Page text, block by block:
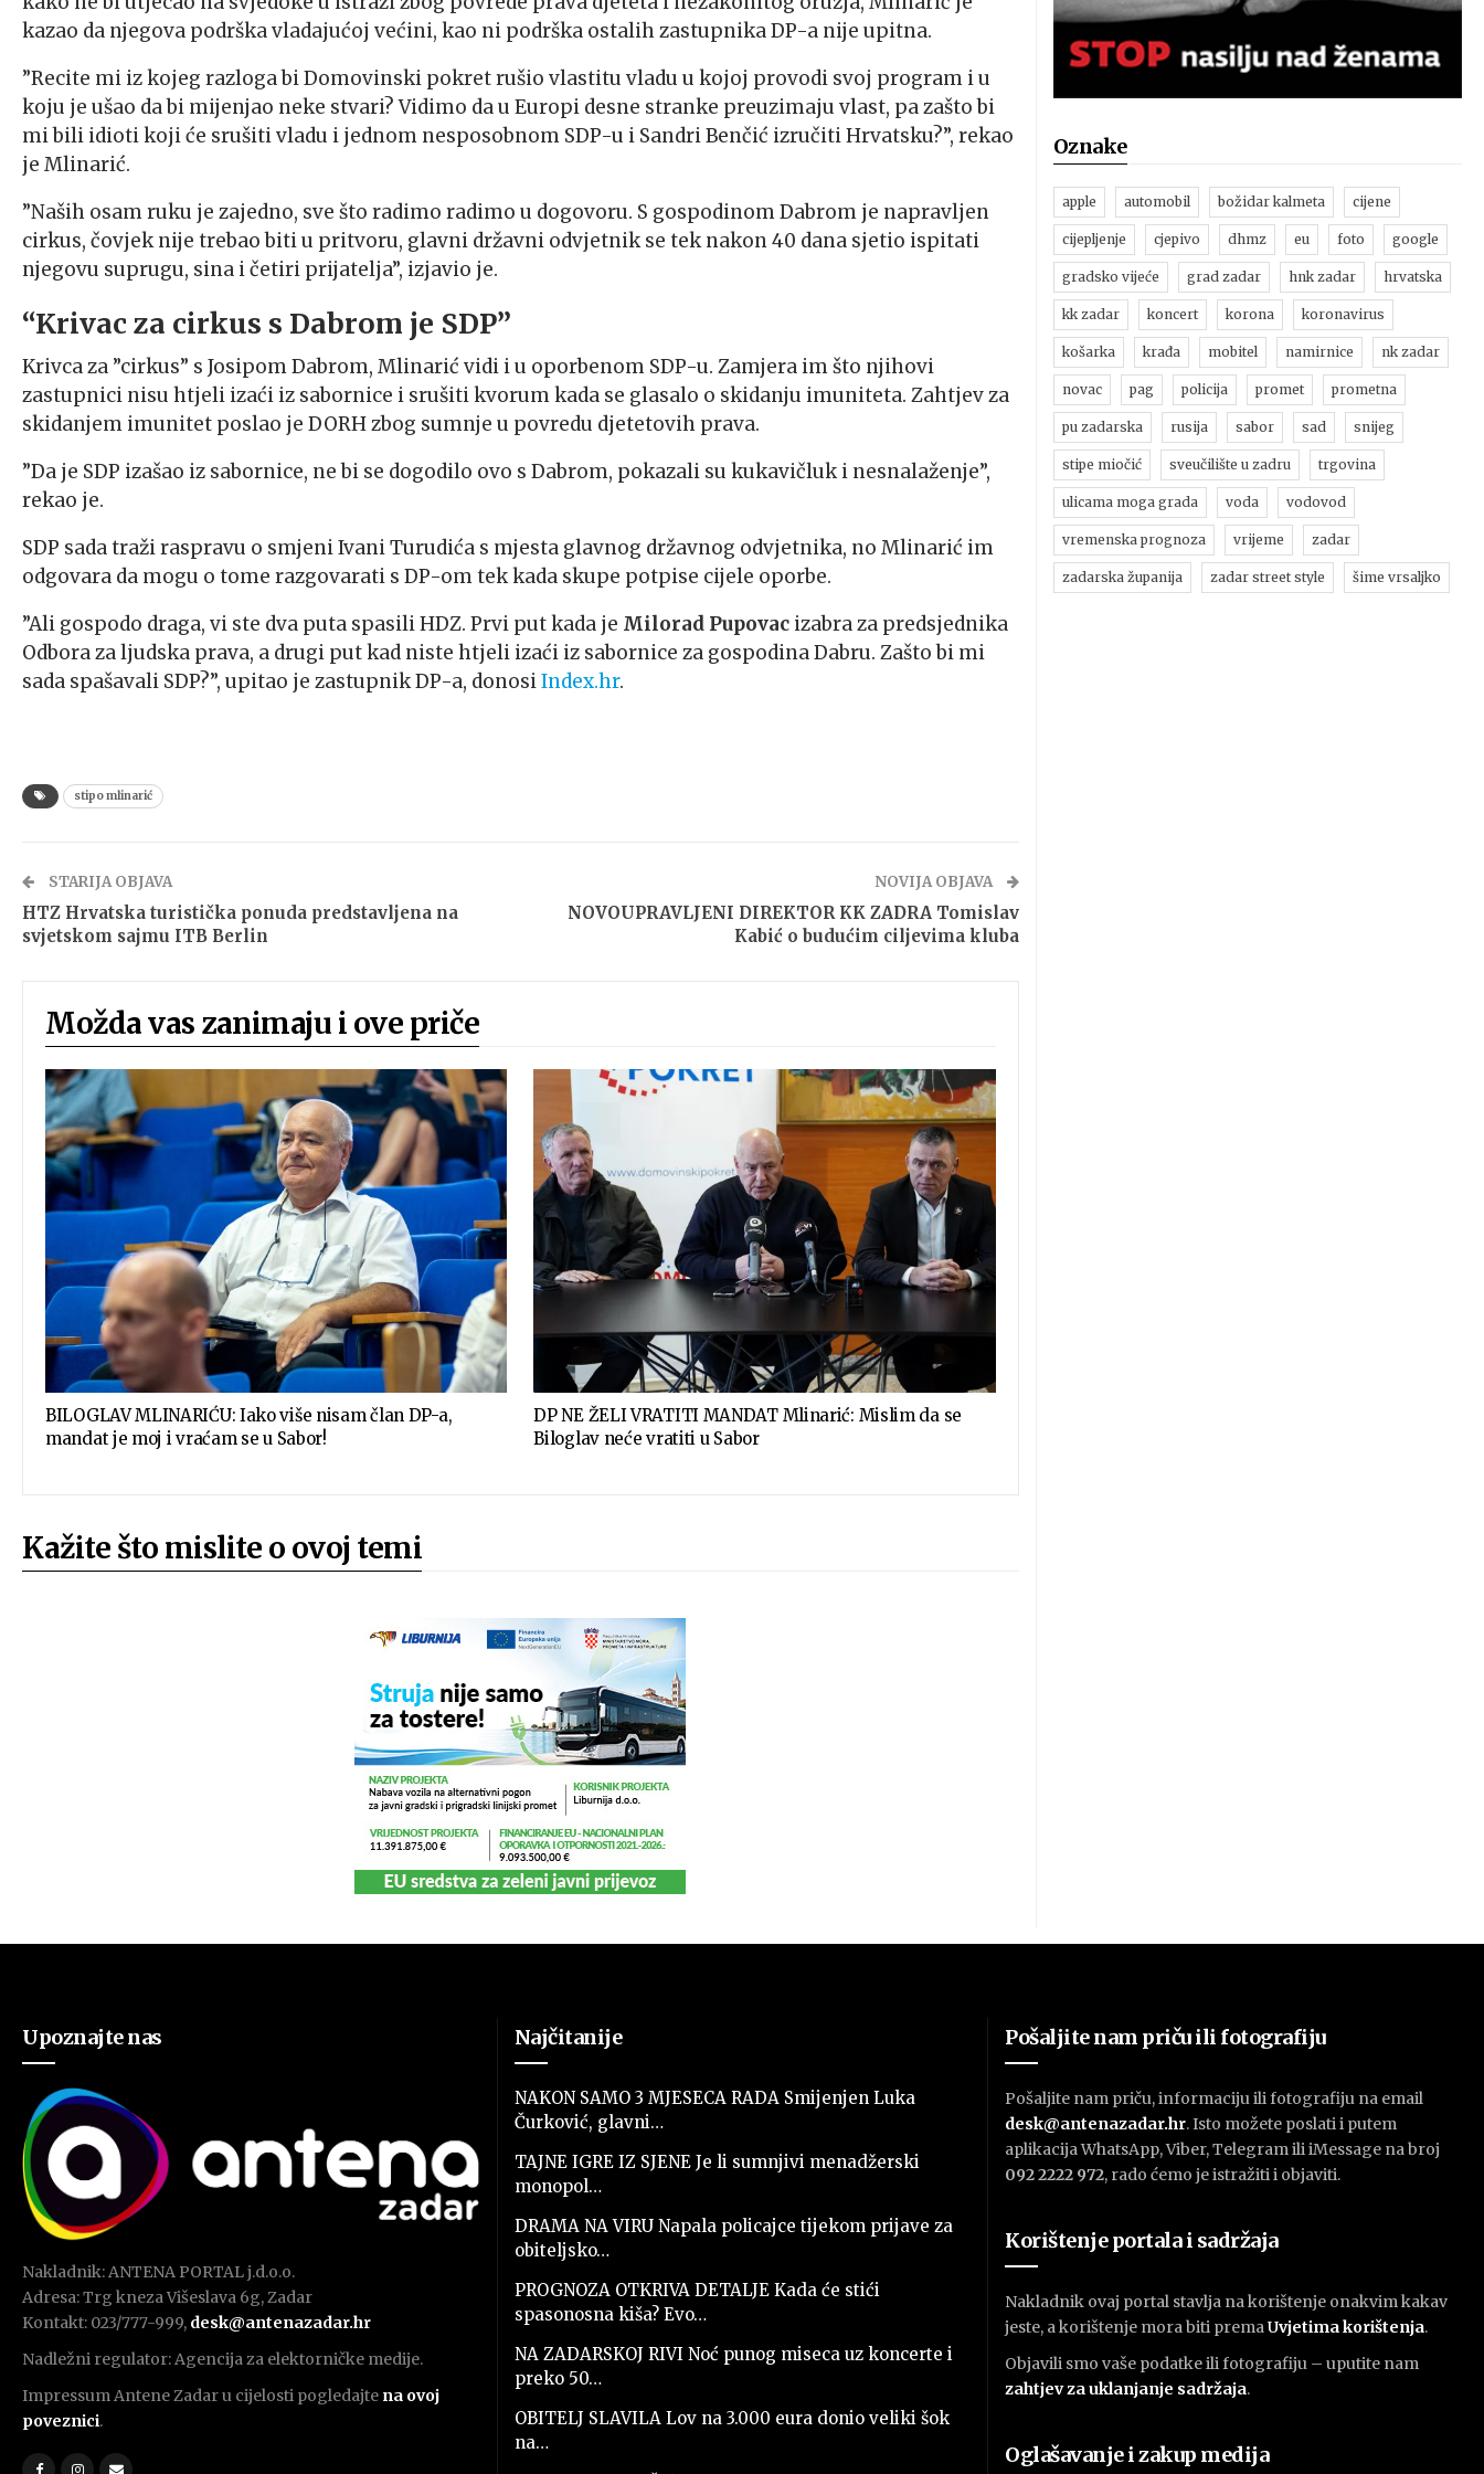
kazao da njegova podrška vladajućoj većini, kao ni podrška ostalih zastupnika DP-a nije upitna.
”Recite mi iz kojeg razloga bi Domovinski pokret rušio vlastitu vladu u kojoj provodi svoj program i u
koju je ušao da bi mijenjao neke stvari? Vidimo da u Europi desne stranke preuzimaju vlast, pa zašto bi
mi bili idioti koji će srušiti vladu i jednom nesposobnom SDP-u i Sandri Benčić izručiti Hrvatsku?”, rekao
je Mlinarić.
”Naših osam ruku je zajedno, sve što radimo radimo u dogovoru. S gospodinom Dabrom je napravljen
cirkus, čovjek nije trebao biti u pritvoru, glavni državni odvjetnik se tek nakon 40 dana sjetio ispitati
njegovu suprugu, sina i četiri prijatelja”, izjavio je.
“Krivac za cirkus s Dabrom je SDP”
Krivca za ”cirkus” s Josipom Dabrom, Mlinarić vidi i u oporbenom SDP-u. Zamjera im što njihovi
zastupnici nisu htjeli izaći iz sabornice i srušiti kvorum kada se glasalo o skidanju imuniteta. Zahtjev za
skidanjem imunitet poslao je DORH zbog sumnje u povredu djetetovih prava.
”Da je SDP izašao iz sabornice, ne bi se dogodilo ovo s Dabrom, pokazali su kukavičluk i nesnalaženje”,
rekao je.
SDP sada traži raspravu o smjeni Ivani Turudića s mjesta glavnog državnog odvjetnika, no Mlinarić im
odgovara da mogu o tome razgovarati s DP-om tek kada skupe potpise cijele oporbe.
”Ali gospodo draga, vi ste dva puta spasili HDZ. Prvi put kada je Milorad Pupovac izabra za predsjednika
Odbora za ljudska prava, a drugi put kad niste htjeli izaći iz sabornice za gospodina Dabru. Zašto bi mi
sada spašavali SDP?”, upitao je zastupnik DP-a, donosiIndex.hr.
stipo mlinarić
STARIJA OBJAVA
HTZ Hrvatska turistička ponuda predstavljena na
svjetskom sajmu ITB Berlin
NOVIJA OBJAVA
NOVOUPRAVLJENI DIREKTOR KK ZADRA Tomislav
Kabić o budućim ciljevima kluba
Možda vas zanimaju i ove priče
BILOGLAV MLINARIĆU: Iako više nisam član DP-a,
mandat je moj i vraćam se u Sabor!
DP NE ŽELI VRATITI MANDAT Mlinarić: Mislim da se
Biloglav neće vratiti u Sabor
Kažite što mislite o ovoj temi
Oznake
apple automobil božidar kalmeta cijene
cijepljenje cjepivo dhmz eu foto google
gradsko vijeće grad zadar hnk zadar hrvatska
kk zadar koncert korona koronavirus
košarka krađa mobitel namirnice nk zadar
novac pag policija promet prometna
pu zadarska rusija sabor sad snijeg
stipe miočić sveučilište u zadru trgovina
ulicama moga grada voda vodovod
vremenska prognoza vrijeme zadar
zadarska županija zadar street style šime vrsaljko
Upoznajte nas
Nakladnik: ANTENA PORTAL j.d.o.o.
Adresa: Trg kneza Višeslava 6g, Zadar
Kontakt: 023/777-999, desk@antenazadar.hr
Nadležni regulator: Agencija za elektorničke medije.
Impressum Antene Zadar u cijelosti pogledajte na ovoj
poveznici.
Najčitanije
NAKON SAMO 3 MJESECA RADA Smijenjen Luka
Čurković, glavni…
TAJNE IGRE IZ SJENE Je li sumnjivi menadžerski
monopol…
DRAMA NA VIRU Napala policajce tijekom prijave za
obiteljsko…
PROGNOZA OTKRIVA DETALJE Kada će stići
spasonosna kiša? Evo…
NA ZADARSKOJ RIVI Noć punog miseca uz koncerte i
preko 50…
OBITELJ SLAVILA Lov na 3.000 eura donio veliki šok
na…
Pošaljite nam priču ili fotografiju
Pošaljite nam priču, informaciju ili fotografiju na email
desk@antenazadar.hr. Isto možete poslati i putem
aplikacija WhatsApp, Viber, Telegram ili iMessage na broj
092 2222 972, rado ćemo je istražiti i objaviti.
Korištenje portala i sadržaja
Nakladnik ovaj portal stavlja na korištenje onakvim kakav
jeste, a korištenje mora biti premaUvjetima korištenja.
Objavili smo vaše podatke ili fotografiju – uputite nam
zahtjev za uklanjanje sadržaja.
Oglašavanje i zakup medija